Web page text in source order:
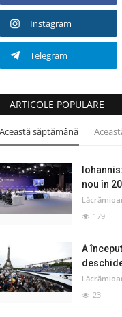
Instagram
Telegram
ARTICOLE POPULARE
Această săptămână
nou în
179
A
23